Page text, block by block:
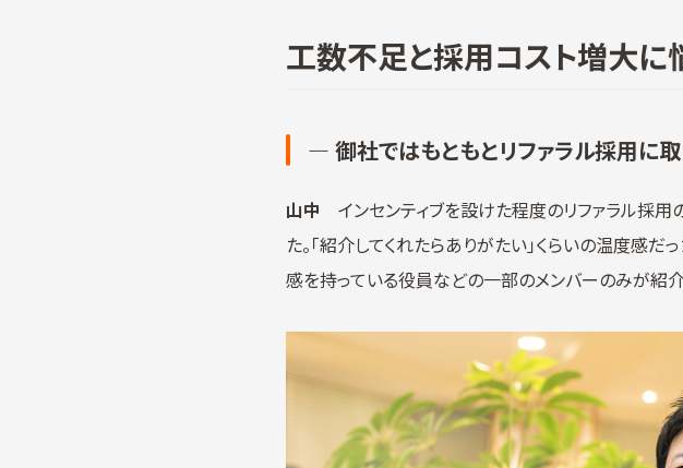
工数不足と採用コスト増大に
― 御社ではもともとリファラル採用に
山中 インセンティブを設けた程度のリファラル採
た。「紹介してくれたらありがたい」くらいの温度感
感を持っている役員などの一部のメンバーのみが紹介